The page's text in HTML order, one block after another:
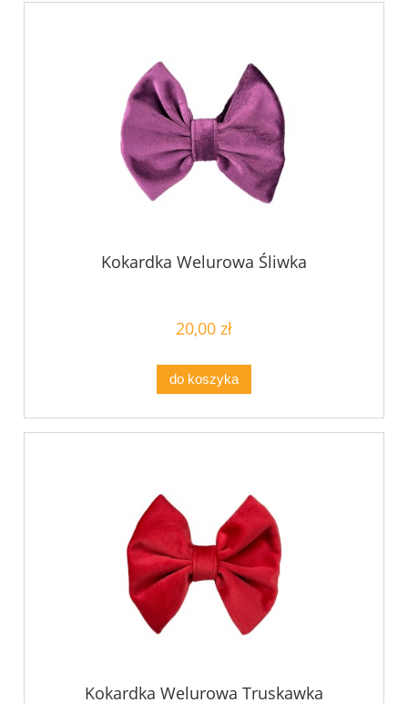
Kokardka Welurowa Śliwka
20,00 zł
do koszyka
Kokardka Welurowa Truskawka